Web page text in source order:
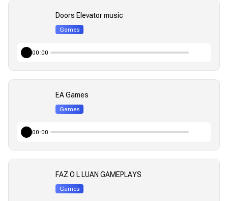
Doors Elevator music
Games
00:00
EA Games
Games
00:00
FAZ O L LUAN GAMEPLAYS
Games